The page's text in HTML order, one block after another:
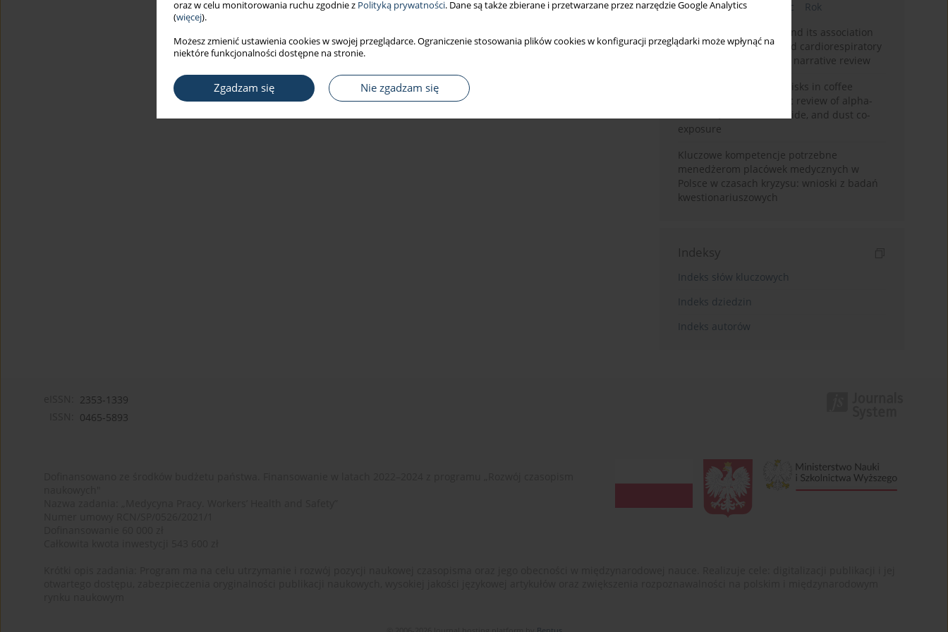
oraz w celu monitorowania ruchu zgodnie z Polityką prywatności. Dane są także zbierane i przetwarzane przez narzędzie Google Analytics
(więcej).
Możesz zmienić ustawienia cookies w swojej przeglądarce. Ograniczenie stosowania plików cookies w konfiguracji przeglądarki może wpłynąć na
niektóre funkcjonalności dostępne na stronie.
Zgadzam się Nie zgadzam się
Bieżący numer Miesiąc
Rok
Occupational burnout and its association
with physical activity and cardiorespiratory
fitness among nurses: a narrative review
Synergistic respiratory risks in coffee
processing: a systematic review of alpha-
diketone, carbon monoxide, and dust co-
exposure
Kluczowe kompetencje potrzebne
menedżerom placówek medycznych w
Polsce w czasach kryzysu: wnioski z badań
kwestionariuszowych
Indeksy
Indeks słów kluczowych
Indeks dziedzin
Indeks autorów
2353-1339
0465-5893